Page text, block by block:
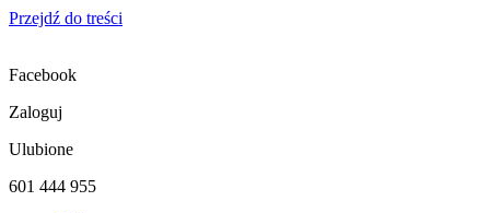
Przejdź do treści
Facebook
Zaloguj
Ulubione
601 444 955